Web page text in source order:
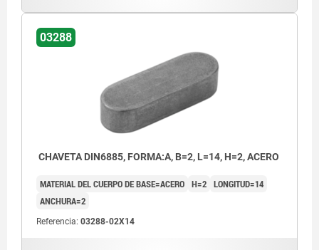
03288
CHAVETA DIN6885, FORMA:A, B=2, L=14, H=2, ACERO
MATERIAL DEL CUERPO DE BASE=ACERO H=2 LONGITUD=14
ANCHURA=2
Referencia: 03288-02X14